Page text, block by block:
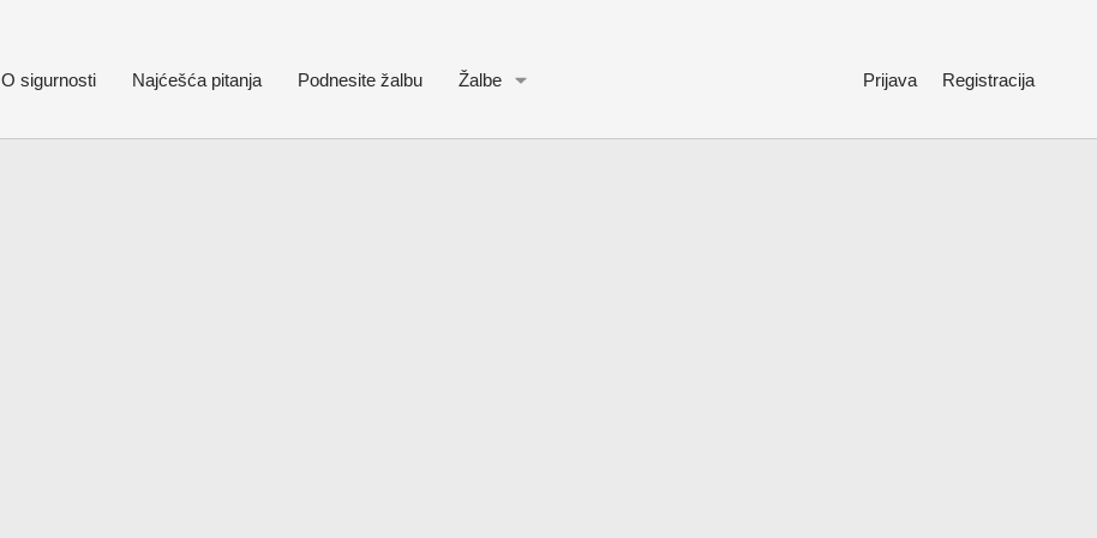
O sigurnosti Najćešća pitanja Podnesite žalbu Žalbe Prijava Registracija